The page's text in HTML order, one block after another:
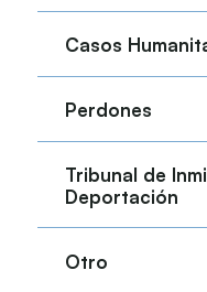
Casos
Perdones
Tribunal de
Deportación
Otro